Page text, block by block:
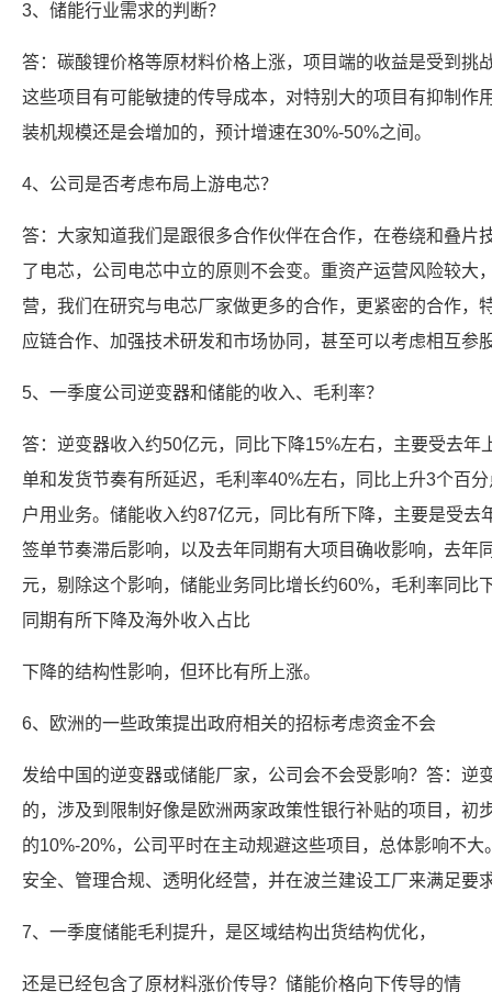
3、储能行业需求的判断？
答：碳酸锂价格等原材料价格上涨，项目端的收益是受到挑
这些项目有可能敏捷的传导成本，对特别大的项目有抑制作
装机规模还是会增加的，预计增速在30%-50%之间。
4、公司是否考虑布局上游电芯？
答：大家知道我们是跟很多合作伙伴在合作，在卷绕和叠片
了电芯，公司电芯中立的原则不会变。重资产运营风险较大
营，我们在研究与电芯厂家做更多的合作，更紧密的合作，
应链合作、加强技术研发和市场协同，甚至可以考虑相互参
5、一季度公司逆变器和储能的收入、毛利率？
答：逆变器收入约50亿元，同比下降15%左右，主要受去年
单和发货节奏有所延迟，毛利率40%左右，同比上升3个百
户用业务。储能收入约87亿元，同比有所下降，主要是受去
签单节奏滞后影响，以及去年同期有大项目确收影响，去年
元，剔除这个影响，储能业务同比增长约60%，毛利率同比
同期有所下降及海外收入占比
下降的结构性影响，但环比有所上涨。
6、欧洲的一些政策提出政府相关的招标考虑资金不会
发给中国的逆变器或储能厂家，公司会不会受影响？答：逆
的，涉及到限制好像是欧洲两家政策性银行补贴的项目，初
的10%-20%，公司平时在主动规避这些项目，总体影响不
安全、管理合规、透明化经营，并在波兰建设工厂来满足要
7、一季度储能毛利提升，是区域结构出货结构优化，
还是已经包含了原材料涨价传导？储能价格向下传导的情